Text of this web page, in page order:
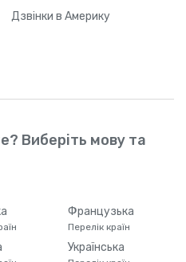
Дзвінки в Америку
Виберіть мову та
Французька
Перелік країн
Українська